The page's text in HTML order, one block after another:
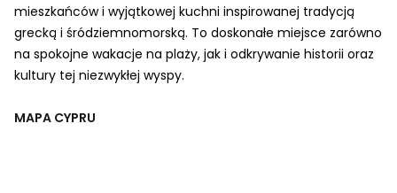
mieszkańców i wyjątkowej kuchni inspirowanej tradycją
grecką i śródziemnomorską. To doskonałe miejsce zarówno
na spokojne wakacje na plaży, jak i odkrywanie historii oraz
kultury tej niezwykłej wyspy.
MAPA CYPRU